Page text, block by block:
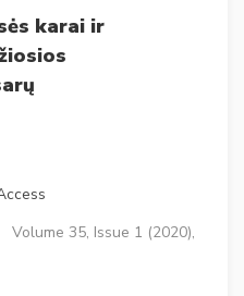
karai ir
Volume 35, Issue 1 (2020),